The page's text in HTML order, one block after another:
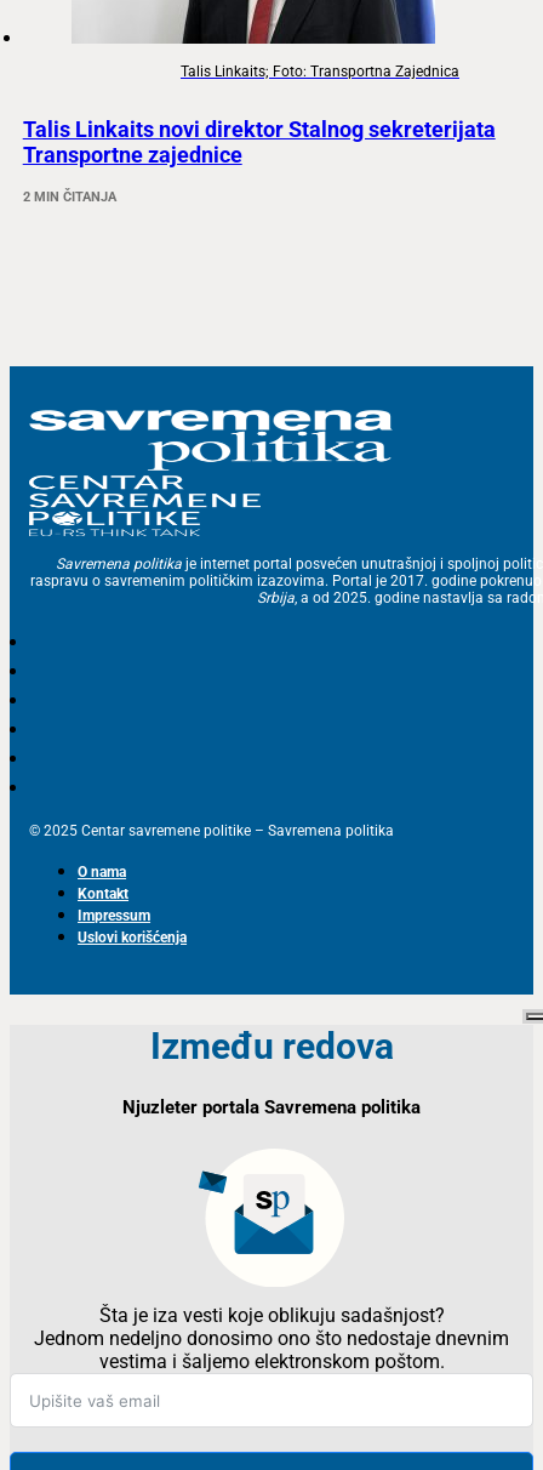
Talis Linkaits; Foto: Transportna Zajednica
Talis Linkaits novi direktor Stalnog sekreterijata
Transportne zajednice
2 MIN ČITANJA
Savremena politika je internet portal posvećen unutrašnjoj i spoljnoj
raspravu o savremenim političkim izazovima. Portal je 2017. godine
Srbija, a od 2025. godine nastavlja sa
© 2025 Centar savremene politike – Savremena politika
O nama
Kontakt
Impressum
Uslovi korišćenja
Između redova
Njuzleter portala Savremena politika
Šta je iza vesti koje oblikuju sadašnjost?
Jednom nedeljno donosimo ono što nedostaje dnevnim
vestima i šaljemo elektronskom poštom.